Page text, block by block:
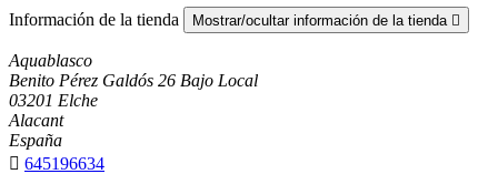
Información de la tienda Mostrar/ocultar información de la tienda 
Aquablasco
Benito Pérez Galdós 26 Bajo Local
03201 Elche
Alacant
España
 645196634